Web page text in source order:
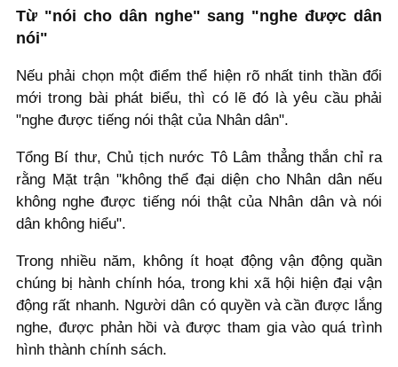
Từ "nói cho dân nghe" sang "nghe được dân
nói"
Nếu phải chọn một điểm thể hiện rõ nhất tinh thần đổi
mới trong bài phát biểu, thì có lẽ đó là yêu cầu phải
"nghe được tiếng nói thật của Nhân dân".
Tổng Bí thư, Chủ tịch nước Tô Lâm thẳng thắn chỉ ra
rằng Mặt trận "không thể đại diện cho Nhân dân nếu
không nghe được tiếng nói thật của Nhân dân và nói
dân không hiểu".
Trong nhiều năm, không ít hoạt động vận động quần
chúng bị hành chính hóa, trong khi xã hội hiện đại vận
động rất nhanh. Người dân có quyền và cần được lắng
nghe, được phản hồi và được tham gia vào quá trình
hình thành chính sách.